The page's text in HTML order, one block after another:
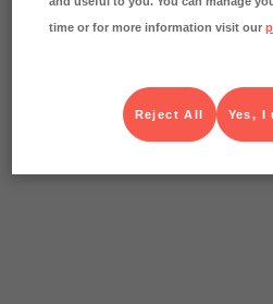
time or for more information visit our
Yes, I
Reject All